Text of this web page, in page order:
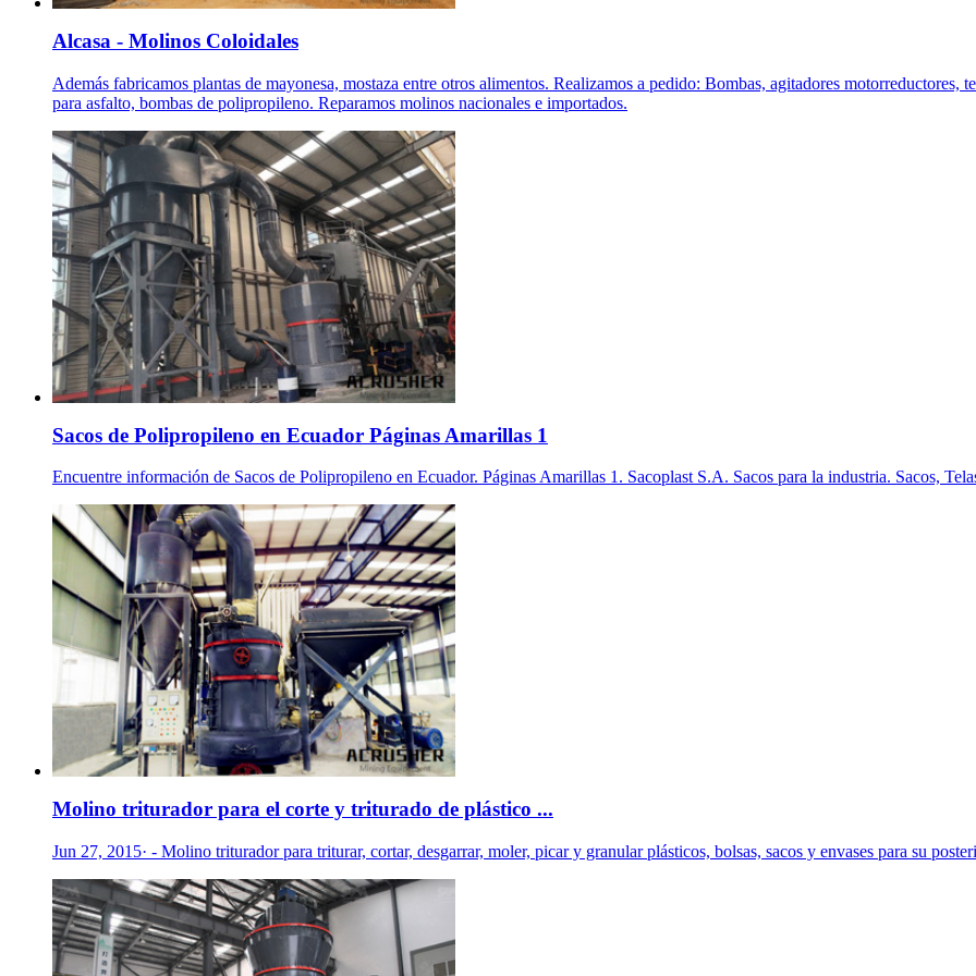
Alcasa - Molinos Coloidales
Además fabricamos plantas de mayonesa, mostaza entre otros alimentos. Realizamos a pedido: Bombas, agitadores
para asfalto, bombas de polipropileno. Reparamos molinos nacionales e importados.
Sacos de Polipropileno en Ecuador Páginas Amarillas 1
Encuentre información de Sacos de Polipropileno en Ecuador. Páginas Amarillas 1. Sacoplast S.A. Sacos para la industria. Sacos,
Molino triturador para el corte y triturado de plástico ...
Jun 27, 2015· - Molino triturador para triturar, cortar, desgarrar, moler, picar y granular plásticos, bolsas, sacos y envases para su